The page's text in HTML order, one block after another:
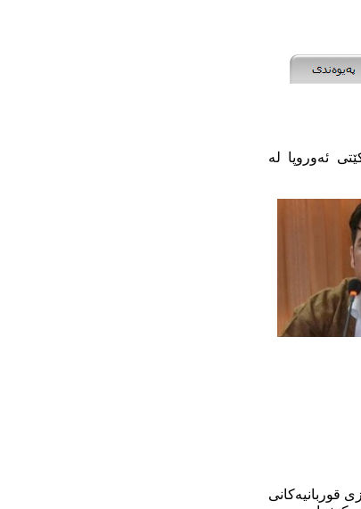
ئه‌وروپا له‌
قوربانیەکانی